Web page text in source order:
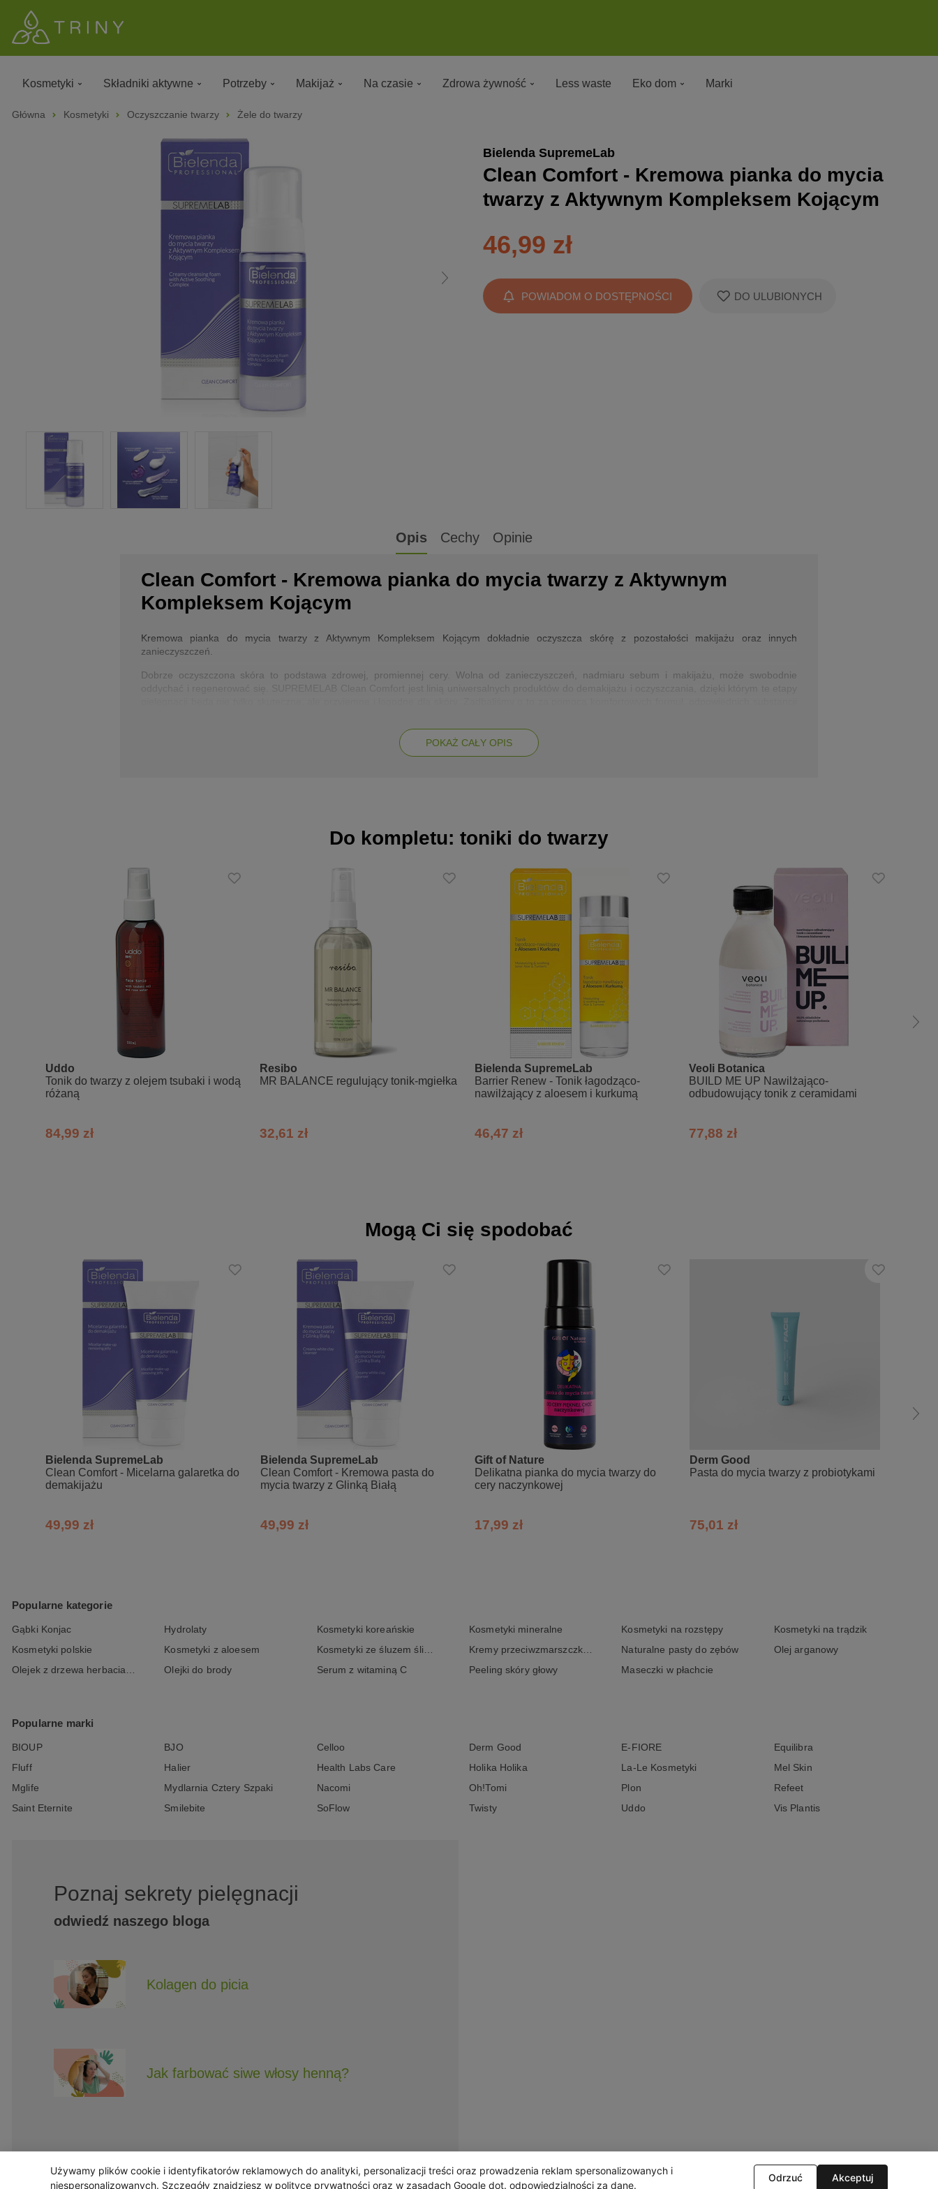
Kosmetyki Składniki aktywne Potrzeby Makijaż Na czasie Zdrowa żywność Less waste Eko dom Marki
Główna Kosmetyki Oczyszczanie twarzy Żele do twarzy
Bielenda SupremeLab
Clean Comfort - Kremowa pianka do mycia
twarzy z Aktywnym Kompleksem Kojącym
46,99 zł
POWIADOM O DOSTĘPNOŚCI DO ULUBIONYCH
Opis Cechy Opinie
Clean Comfort - Kremowa pianka do mycia twarzy z Aktywnym
Kompleksem Kojącym
Kremowa pianka do mycia twarzy z Aktywnym Kompleksem Kojącym dokładnie oczyszcza skórę z pozostałości makijażu oraz innych
zanieczyszczeń.
Dobrze oczyszczona skóra to podstawa zdrowej, promiennej cery. Wolna od zanieczyszczeń, nadmiaru sebum i makijażu, może swobodnie
HYDROFILOWA OLIWA Z OLIWEK wpływa na nawilżenie, chroni przed utratą wilgoci, zmiękcza, łagodzi.
zawiera łagodne substancje myjące (m.in. Gliko-lipidy) oraz dodatkowe składniki pielęgnacyjne, w tym łagodzący D-panthenol, Wodę ryżową czy
do każdego rodzaju skóry,
nie wysusza skóry, pozostawia ją gładką, miękką i przyjemną w dotyku,
Sposób użycia:
Nałóż produkt na zwilżoną skórę, delikatnie rozmasuj kolistymi ruchami. Spłucz dokładnie letnią wodą.
Aqua (Water), Betaine, Propanediol, Glycerin, Glycolipids, Olive Oil Glycereth-8 Esters, Disodium Cocoyl Glutamate, Coco-Glucoside,
POKAŻ CAŁY OPIS
Do kompletu: toniki do twarzy
Uddo
Tonik do twarzy z olejem tsubaki i wodą
różaną
84,99 zł
Resibo
MR BALANCE regulujący tonik-mgiełka
32,61 zł
Bielenda SupremeLab
Barrier Renew - Tonik łagodząco-
nawilżający z aloesem i kurkumą
46,47 zł
Veoli Botanica
BUILD ME UP Nawilżająco-
odbudowujący tonik z ceramidami
77,88 zł
Mogą Ci się spodobać
Bielenda SupremeLab
Clean Comfort - Micelarna galaretka do
demakijażu
49,99 zł
Bielenda SupremeLab
Clean Comfort - Kremowa pasta do
mycia twarzy z Glinką Białą
49,99 zł
Gift of Nature
Delikatna pianka do mycia twarzy do
cery naczynkowej
17,99 zł
Derm Good
Pasta do mycia twarzy z probiotykami
75,01 zł
Popularne kategorie
Gąbki Konjac Hydrolaty Kosmetyki koreańskie Kosmetyki mineralne Kosmetyki na rozstępy
Kosmetyki na trądzik
Kosmetyki polskie
Kosmetyki z aloesem Kosmetyki ze śluzem ślimaka Kremy przeciwzmarszczkowe Naturalne pasty do zębów
Olej arganowy
Olejek z drzewa herbacianego
Olejki do brody Serum z witaminą C Peeling skóry głowy Maseczki w płachcie
Popularne marki
BIOUP BJO Celloo Derm Good E-FIORE
Equilibra
Fluff
Halier Health Labs Care Holika Holika La-Le Kosmetyki
Mel Skin
Mglife
Mydlarnia Cztery Szpaki Nacomi Oh!Tomi Plon
Refeet
Saint Eternite
Smilebite SoFlow Twisty Uddo Vis Plantis
Poznaj sekrety pielęgnacji
odwiedź naszego bloga
Kolagen do picia
Jak farbować siwe włosy henną?
Obserwuj Triny, by nie ominęły Cię najlepsze promocje i informacje o nowościach.
Używamy plików cookie i identyfikatorów reklamowych do analityki, personalizacji treści oraz prowadzenia reklam spersonalizowanych i
niespersonalizowanych. Szczegóły znajdziesz w polityce prywatności oraz w zasadach Google dot. odpowiedzialności za dane.
Odrzuć Akceptuj